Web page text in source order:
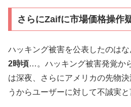
さらにZaifに市場価格操作
ハッキング被害を公表したのはな
2時頃…。ハッキング被害発覚か
は深夜、さらにアメリカの先物
うからユーザーに対して不誠実と